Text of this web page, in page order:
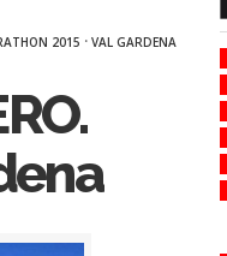
2015 · VAL GARDENA